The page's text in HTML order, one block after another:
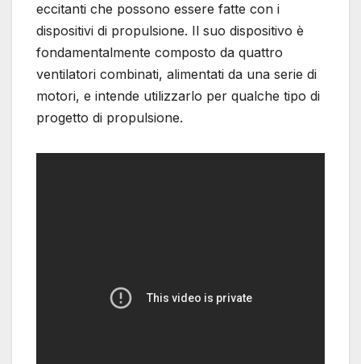
eccitanti che possono essere fatte con i
dispositivi di propulsione. Il suo dispositivo è
fondamentalmente composto da quattro
ventilatori combinati, alimentati da una serie di
motori, e intende utilizzarlo per qualche tipo di
progetto di propulsione.